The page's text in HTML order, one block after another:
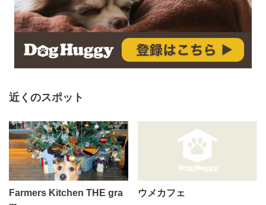
近くのスポット
Farmers Kitchen THE gra
ウメカフェ